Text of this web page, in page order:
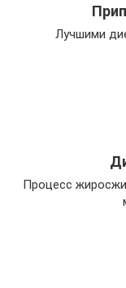
Лучшими
Процесс